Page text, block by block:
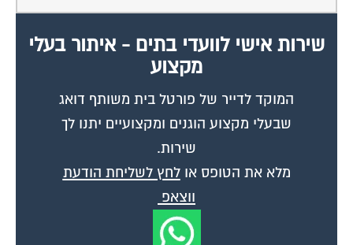
שירות אישי לוועדי בתים - איתור בעלי
מקצוע
המוקד לדייר של פורטל בית משותף דואג
שבעלי מקצוע הוגנים ומקצועיים יתנו לך
שירות.
מלא את הטופס אולחץ לשליחת הודעת
ווצאפ